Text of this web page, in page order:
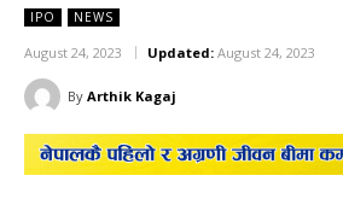
IPO NEWS
August 24, 2023 Updated: August 24, 2023
By Arthik Kagaj